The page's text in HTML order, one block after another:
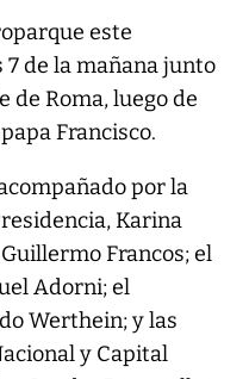
este
de la mañana junto
de Roma, luego de
Francisco.
por la
Karina
Francos; el
Adorni; el
Werthein; y las
y Capital